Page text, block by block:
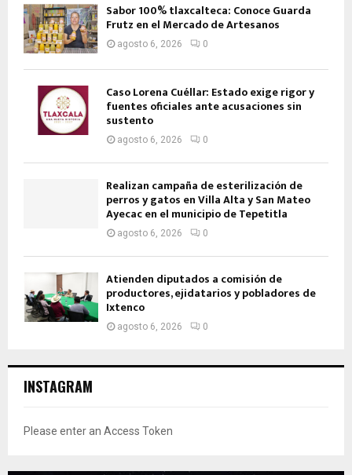
Sabor 100% tlaxcalteca: Conoce Guarda
Frutz en el Mercado de Artesanos
agosto 6, 2026 0
Caso Lorena Cuéllar: Estado exige rigor y
fuentes oficiales ante acusaciones sin
sustento
agosto 6, 2026 0
Realizan campaña de esterilización de
perros y gatos en Villa Alta y San Mateo
Ayecac en el municipio de Tepetitla
agosto 6, 2026 0
Atienden diputados a comisión de
productores, ejidatarios y pobladores de
Ixtenco
agosto 6, 2026 0
INSTAGRAM
Please enter an Access Token